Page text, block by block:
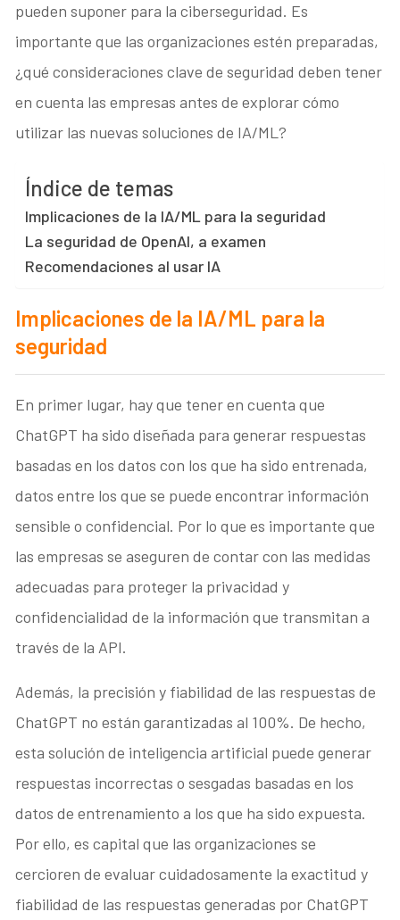
pueden suponer para la ciberseguridad. Es
importante que las organizaciones estén preparadas,
¿qué consideraciones clave de seguridad deben tener
en cuenta las empresas antes de explorar cómo
utilizar las nuevas soluciones de IA/ML?
Índice de temas
Implicaciones de la IA/ML para la seguridad
La seguridad de OpenAI, a examen
Recomendaciones al usar IA
Implicaciones de la IA/ML para la
seguridad
En primer lugar, hay que tener en cuenta que
ChatGPT ha sido diseñada para generar respuestas
basadas en los datos con los que ha sido entrenada,
datos entre los que se puede encontrar información
sensible o confidencial. Por lo que es importante que
las empresas se aseguren de contar con las medidas
adecuadas para proteger la privacidad y
confidencialidad de la información que transmitan a
través de la API.
Además, la precisión y fiabilidad de las respuestas de
ChatGPT no están garantizadas al 100%. De hecho,
esta solución de inteligencia artificial puede generar
respuestas incorrectas o sesgadas basadas en los
datos de entrenamiento a los que ha sido expuesta.
Por ello, es capital que las organizaciones se
cercioren de evaluar cuidadosamente la exactitud y
fiabilidad de las respuestas generadas por ChatGPT